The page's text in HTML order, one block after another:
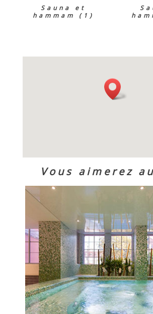
Sauna et
hammam (1)
Vous aimerez